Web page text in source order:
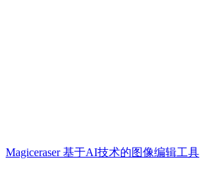
Magiceraser 基于AI技术的图像编辑工具